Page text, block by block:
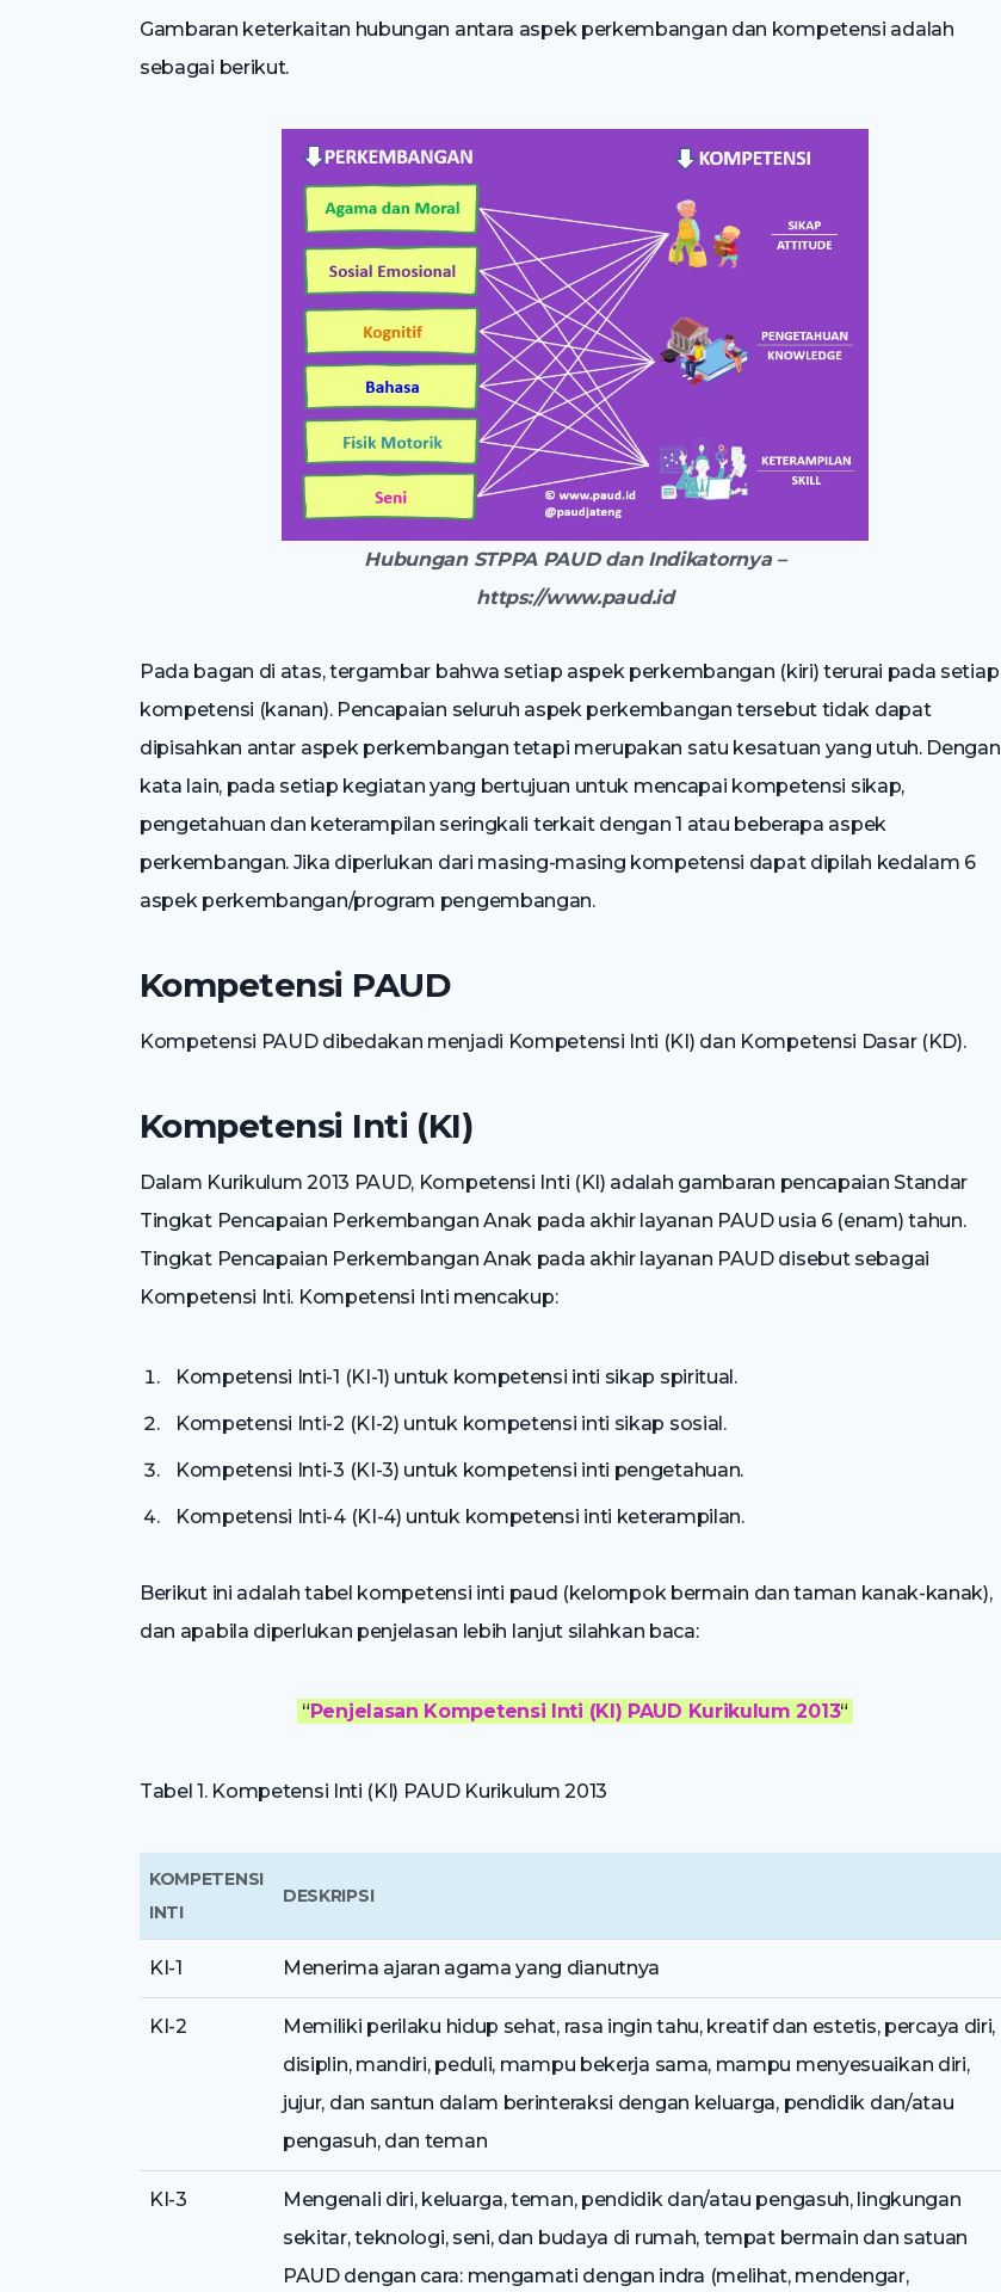
Gambaran keterkaitan hubungan antara aspek perkembangan dan kompetensi adalah
sebagai berikut.
Hubungan STPPA PAUD dan Indikatornya –
https://www.paud.id
Pada bagan di atas, tergambar bahwa setiap aspek perkembangan (kiri) terurai pada setiap
kompetensi (kanan). Pencapaian seluruh aspek perkembangan tersebut tidak dapat
dipisahkan antar aspek perkembangan tetapi merupakan satu kesatuan yang utuh. Dengan
kata lain, pada setiap kegiatan yang bertujuan untuk mencapai kompetensi sikap,
pengetahuan dan keterampilan seringkali terkait dengan 1 atau beberapa aspek
perkembangan. Jika diperlukan dari masing-masing kompetensi dapat dipilah kedalam 6
aspek perkembangan/program pengembangan.
Kompetensi PAUD
Kompetensi PAUD dibedakan menjadi Kompetensi Inti (KI) dan Kompetensi Dasar (KD).
Kompetensi Inti (KI)
Dalam Kurikulum 2013 PAUD, Kompetensi Inti (KI) adalah gambaran pencapaian Standar
Tingkat Pencapaian Perkembangan Anak pada akhir layanan PAUD usia 6 (enam) tahun.
Tingkat Pencapaian Perkembangan Anak pada akhir layanan PAUD disebut sebagai
Kompetensi Inti. Kompetensi Inti mencakup:
Kompetensi Inti-1 (KI-1) untuk kompetensi inti sikap spiritual.
Kompetensi Inti-2 (KI-2) untuk kompetensi inti sikap sosial.
Kompetensi Inti-3 (KI-3) untuk kompetensi inti pengetahuan.
Kompetensi Inti-4 (KI-4) untuk kompetensi inti keterampilan.
Berikut ini adalah tabel kompetensi inti paud (kelompok bermain dan taman kanak-kanak),
dan apabila diperlukan penjelasan lebih lanjut silahkan baca:
“Penjelasan Kompetensi Inti (KI) PAUD Kurikulum 2013“
Tabel 1. Kompetensi Inti (KI) PAUD Kurikulum 2013
KOMPETENSI
INTI
DESKRIPSI
KI-1 Menerima ajaran agama yang dianutnya
KI-2
Memiliki perilaku hidup sehat, rasa ingin tahu, kreatif dan estetis, percaya diri,
disiplin, mandiri, peduli, mampu bekerja sama, mampu menyesuaikan diri,
jujur, dan santun dalam berinteraksi dengan keluarga, pendidik dan/atau
pengasuh, dan teman
KI-3
Mengenali diri, keluarga, teman, pendidik dan/atau pengasuh, lingkungan
sekitar, teknologi, seni, dan budaya di rumah, tempat bermain dan satuan
PAUD dengan cara: mengamati dengan indra (melihat, mendengar,